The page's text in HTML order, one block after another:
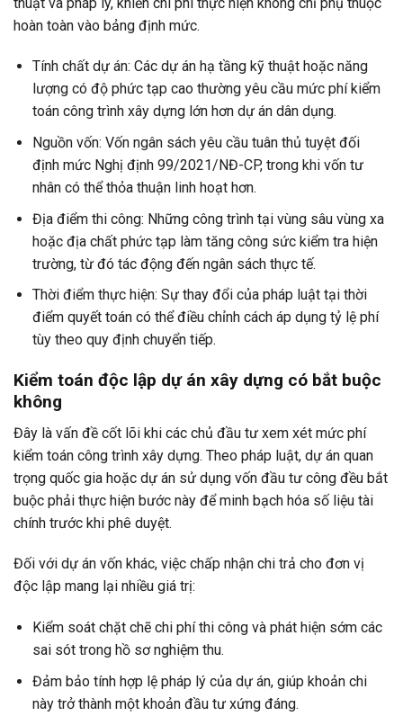
hoàn toàn vào bảng định mức.
Tính chất dự án: Các dự án hạ tầng kỹ thuật hoặc năng
lượng có độ phức tạp cao thường yêu cầu mức phí kiểm
toán công trình xây dựng lớn hơn dự án dân dụng.
Nguồn vốn: Vốn ngân sách yêu cầu tuân thủ tuyệt đối
định mức Nghị định 99/2021/NĐ-CP, trong khi vốn tư
nhân có thể thỏa thuận linh hoạt hơn.
Địa điểm thi công: Những công trình tại vùng sâu vùng xa
hoặc địa chất phức tạp làm tăng công sức kiểm tra hiện
trường, từ đó tác động đến ngân sách thực tế.
Thời điểm thực hiện: Sự thay đổi của pháp luật tại thời
điểm quyết toán có thể điều chỉnh cách áp dụng tỷ lệ phí
tùy theo quy định chuyển tiếp.
Kiểm toán độc lập dự án xây dựng có bắt buộc
không
Đây là vấn đề cốt lõi khi các chủ đầu tư xem xét mức phí
kiểm toán công trình xây dựng. Theo pháp luật, dự án quan
trọng quốc gia hoặc dự án sử dụng vốn đầu tư công đều bắt
buộc phải thực hiện bước này để minh bạch hóa số liệu tài
chính trước khi phê duyệt.
Đối với dự án vốn khác, việc chấp nhận chi trả cho đơn vị
độc lập mang lại nhiều giá trị:
Kiểm soát chặt chẽ chi phí thi công và phát hiện sớm các
sai sót trong hồ sơ nghiệm thu.
Đảm bảo tính hợp lệ pháp lý của dự án, giúp khoản chi
này trở thành một khoản đầu tư xứng đáng.